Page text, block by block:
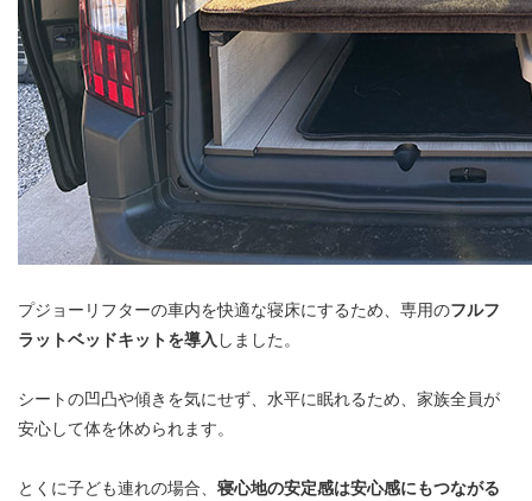
プジョーリフターの車内を快適な寝床にするため、専用のフルフ
ラットベッドキットを導入 しました。
シートの凹凸や傾きを気にせず、水平に眠れるため、家族全員が
安心して体を休められます。
とくに子ども連れの場合、 寝心地の安定感は安心感にもつながる